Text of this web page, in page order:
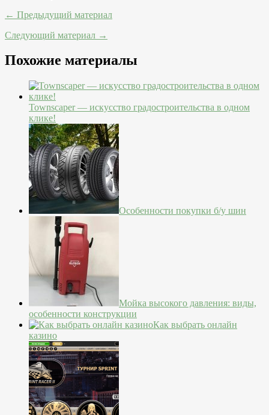
← Предыдущий материал
Следующий материал →
Похожие материалы
Townscaper — искусство градостроительства в одном
клике!
Особенности покупки б/у шин
Мойка высокого давления: виды,
особенности конструкции
Как выбрать онлайн
казино